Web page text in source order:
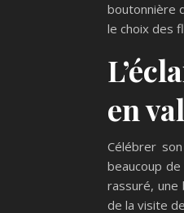
boutonnière
le choix des
en
Célébrer
beaucoup
rassuré,
de la visite